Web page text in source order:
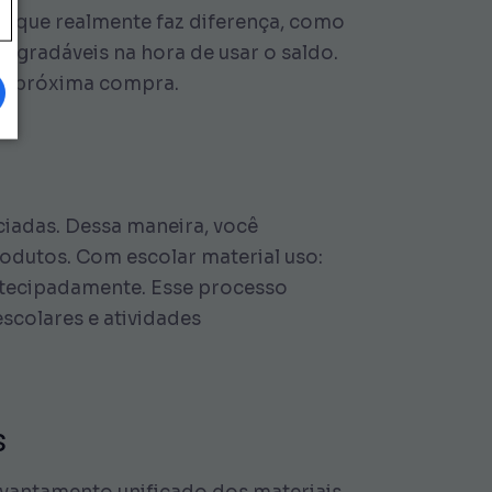
que realmente faz diferença, como
na hora de usar o saldo.
próxima compra.
Dessa maneira, você
Com escolar material uso:
Esse processo
e atividades